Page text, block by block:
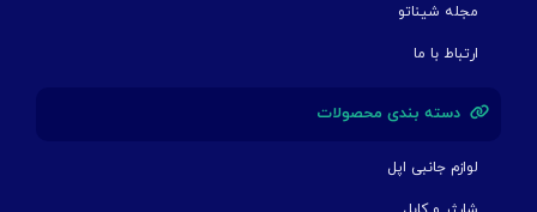
مجله شیناتو
ارتباط با ما
دسته بندی محصولات
لوازم جانبی اپل